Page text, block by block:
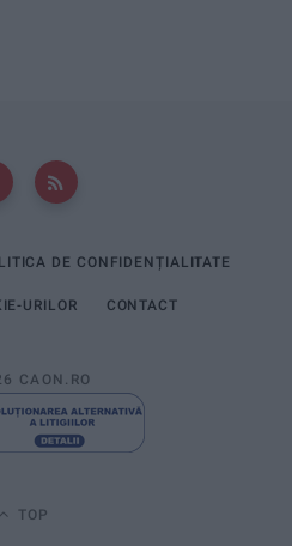
DE CONFIDENȚIALITATE
URILOR CONTACT
CAON.RO
TOP